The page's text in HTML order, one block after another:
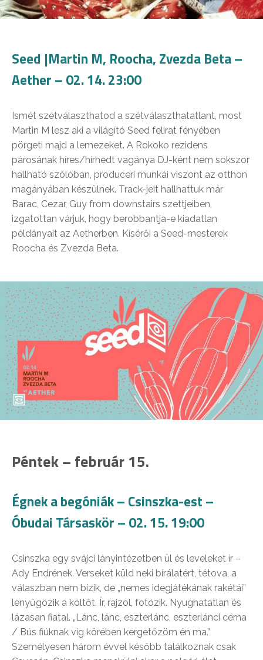
Seed |Martin M, Roocha, Zvezda Beta –
Aether – 02. 14. 23:00
Ismét szétválaszthatod a szétválaszthatatlant, most
Martin M lesz aki a világító Seed felirat fényében
pörgeti majd a lemezeket. A Rokoko rezidens
párosának híres/hírhedt vagánya DJ-ként nem sokszor
hallható szólóban, produceri munkái viszont az otthon
magányában készülnek. Track-jeit hallhattuk már
Barac, Cezar, Guy from downstairs szettjeiben,
izgatottan várjuk, hogy berobbantja-e kiadatlan
példányait az Aetherben. Kísérői a Seed-mesterek
Roocha és Zvezda Beta.
Péntek – február 15.
Égnek a begóniák – Csinszka-est –
Óbudai Társaskör – 02. 15. 19:00
Csinszka egy svájci lányintézetben ül és leveleket ír –
Ady Endrének. Verseket küld neki bírálatért, tétova, a
válaszban nem bízik, de „nemes idegjátékának rakétái”
lenyűgözik a költőt. Ír, rajzol, fotózik. Nyughatatlan és
lázasan fiatal. „Lánc, lánc, eszterlánc, eszterlánci cérna
/ Bús fiúknak víg körében kergetőzöm én ma.”
Személyesen három évvel később találkoznak csak